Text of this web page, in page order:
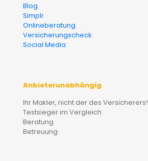
Blog
Simplr
Onlineberatung
Versicherungscheck
Social Media
Anbieterunabhängig
Ihr Makler, nicht der des Versicherers!
Testsieger im Vergleich
Beratung
Betreuung